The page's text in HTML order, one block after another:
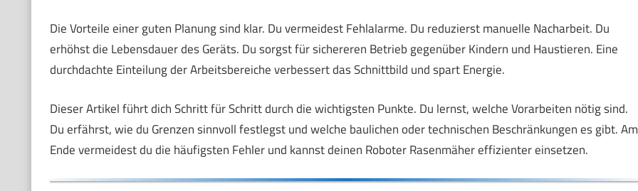
Die Vorteile einer guten Planung sind klar. Du vermeidest Fehlalarme. Du reduzierst manuelle Nacharbeit. Du
erhöhst die Lebensdauer des Geräts. Du sorgst für sichereren Betrieb gegenüber Kindern und Haustieren. Eine
durchdachte Einteilung der Arbeitsbereiche verbessert das Schnittbild und spart Energie.
Dieser Artikel führt dich Schritt für Schritt durch die wichtigsten Punkte. Du lernst, welche Vorarbeiten nötig sind.
Du erfährst, wie du Grenzen sinnvoll festlegst und welche baulichen oder technischen Beschränkungen es gibt. Am
Ende vermeidest du die häufigsten Fehler und kannst deinen Roboter Rasenmäher effizienter einsetzen.